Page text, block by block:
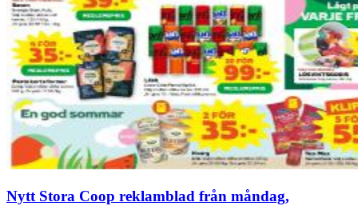
Nytt Stora Coop reklamblad från måndag,